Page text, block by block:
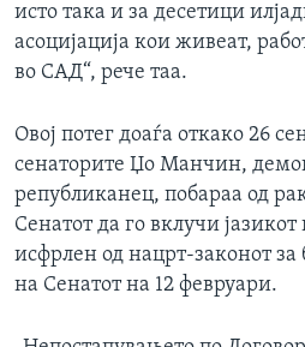
исто така и за десетици
асоцијација кои живеат,
во САД“, рече таа.
Овој потег доаѓа откако 26
сенаторите Џо Манчин,
републиканец, побараа од
Сенатот да го вклучи
исфрлен од нацрт-законот
на Сенатот на 12 февруари.